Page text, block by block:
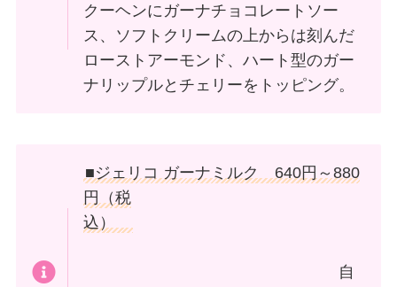
クーヘンにガーナチョコレートソー
ス、ソフトクリームの上からは刻んだ
ローストアーモンド、ハート型のガー
ナリップルとチェリーをトッピング。
■ジェリコ ガーナミルク 640円～880
円（税
込）
自